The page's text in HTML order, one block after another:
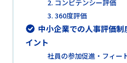
2. コンピテンシー評価
3. 360度評価
中小企業での人事評価
イント
社員の参加促進・フィー